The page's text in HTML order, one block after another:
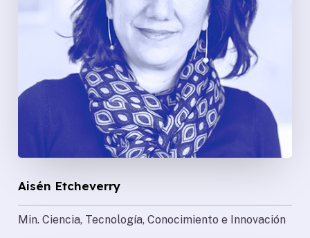
Aisén Etcheverry
Min. Ciencia, Tecnología, Conocimiento e Innovación